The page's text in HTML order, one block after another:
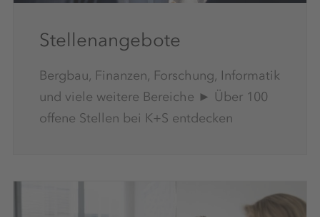
Stellenangebote
Bergbau, Finanzen, Forschung, Informatik
und viele weitere Bereiche ► Über 100
offene Stellen bei K+S entdecken